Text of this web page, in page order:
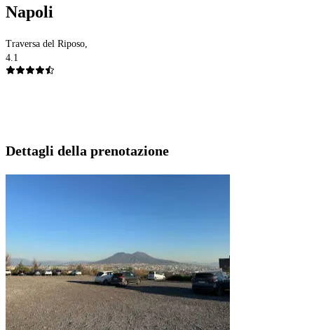
Napoli
Traversa del Riposo,
4.1
Dettagli della prenotazione